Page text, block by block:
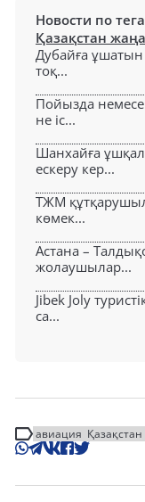
Новости по
Қазақстан
Дубайға ұшатын
тоқ...
Пойызда
не іс...
Шанхайға
ескеру кер...
ТЖМ
көмек...
Астана –
жолаушылар...
Jibek Joly
са...
авиация Қазақстан